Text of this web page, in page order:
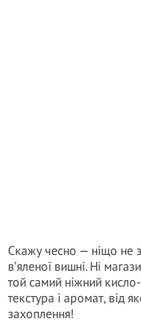
Скажу чесно — ніщо не
в’яленої вишні. Ні
той самий ніжний
текстура і аромат, від
захоплення!